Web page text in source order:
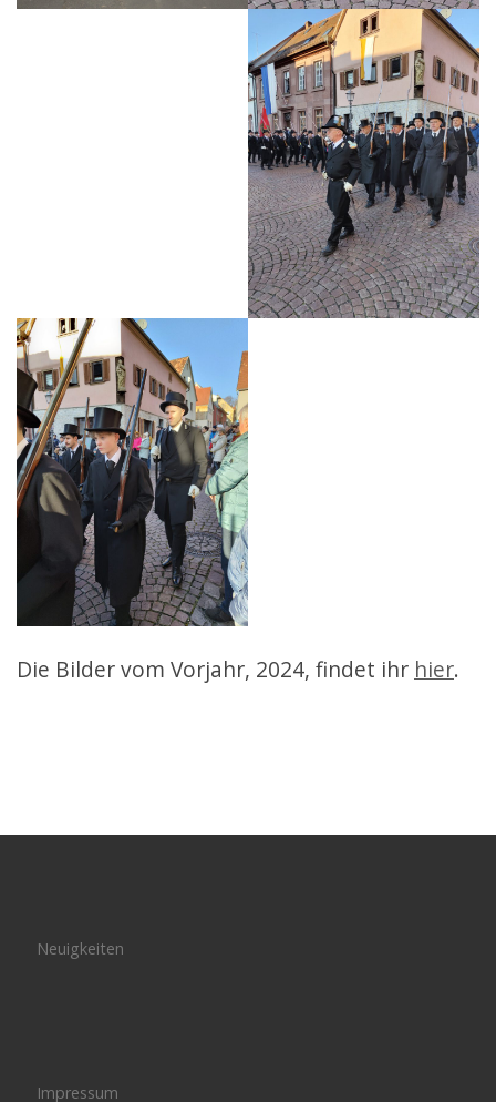
Die Bilder vom Vorjahr, 2024, findet ihr hier.
Neuigkeiten
Impressum